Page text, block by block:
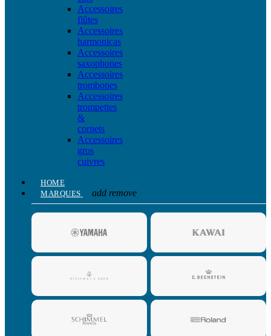
Accessoires
flûtes
Accessoires
harmonicas
Accessoires
saxophones
Accessoires
trombones
Accessoires
trompettes
&
cornets
Accessoires
gros
cuivres
HOME
MARQUES
add remove